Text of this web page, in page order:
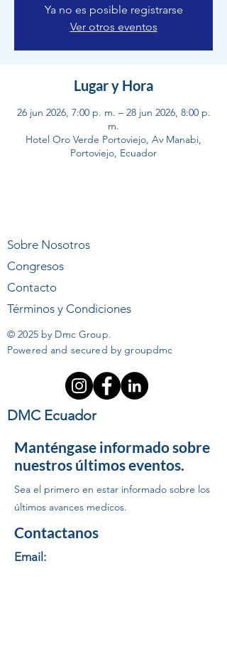
Ya no es posible registrarse
Ver otros eventos
Lugar y Hora
26 jun 2026, 7:00 p. m. – 28 jun 2026, 8:00 p.
m.
Hotel Oro Verde Portoviejo, Av Manabi,
Portoviejo, Ecuador
Sobre Nosotros
Congresos
Contacto
Términos y Condiciones
© 2025 by Dmc Group.
Powered and secured by groupdmc
DMC Ecuador
Manténgase informado sobre
nuestros últimos eventos.
Sea el primero en estar informado sobre los
últimos avances medicos.
Contactanos
Email: